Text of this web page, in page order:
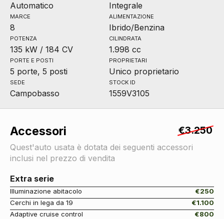
Automatico Integrale
MARCE
8
ALIMENTAZIONE
Ibrido/Benzina
POTENZA
135 kW / 184 CV
CILINDRATA
1.998 cc
PORTE E POSTI
5 porte, 5 posti
PROPRIETARI
Unico proprietario
SEDE
Campobasso
STOCK ID
1559V3105
Accessori €3.250
Quest'auto usata è dotata dei seguenti accessori
inclusi nel prezzo di vendita
Extra serie
Illuminazione abitacolo
€250
Cerchi in lega da 19
€1.100
Adaptive cruise control
€800